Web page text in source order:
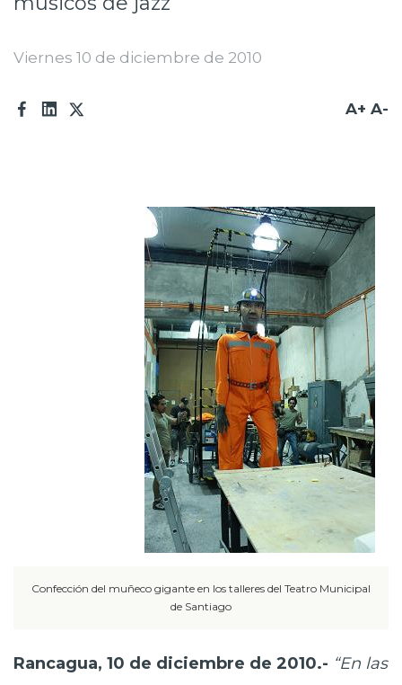
Viernes 10 de diciembre de 2010
A+ A-
Confección del muñeco gigante en los talleres del Teatro Municipal
de Santiago
Rancagua, 10 de diciembre de 2010.- “En las